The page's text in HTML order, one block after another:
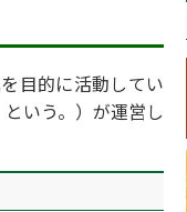
目的に活動してい
いう。）が運営し